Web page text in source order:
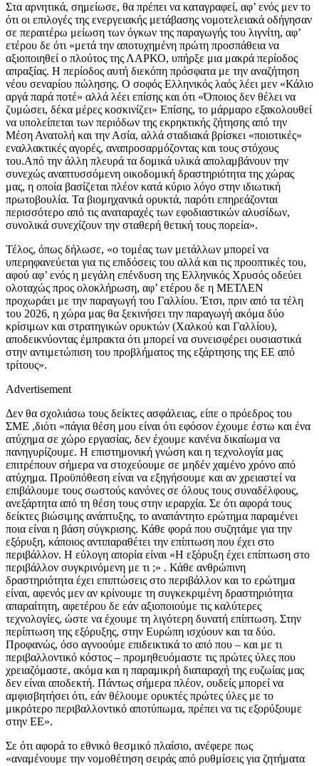
Στα αρνητικά, σημείωσε, θα πρέπει να καταγραφεί, αφ’ ενός μεν το
ότι οι επιλογές της ενεργειακής μετάβασης νομοτελειακά οδήγησαν
σε περαιτέρω μείωση των όγκων της παραγωγής του λιγνίτη, αφ’
ετέρου δε ότι «μετά την αποτυχημένη πρώτη προσπάθεια να
αξιοποιηθεί ο πλούτος της ΛΑΡΚΟ, υπήρξε μια μακρά περίοδος
απραξίας. Η περίοδος αυτή διεκόπη πρόσφατα με την αναζήτηση
νέου σεναρίου πώλησης. Ο σοφός Ελληνικός λαός λέει μεν «Κάλιο
αργά παρά ποτέ» αλλά λέει επίσης και ότι «Όποιος δεν θέλει να
ζυμώσει, δέκα μέρες κοσκινίζει» Επίσης, το μάρμαρο εξακολουθεί
να υπολείπεται των περιόδων της εκρηκτικής ζήτησης από την
Μέση Ανατολή και την Ασία, αλλά σταδιακά βρίσκει «ποιοτικές»
εναλλακτικές αγορές, αναπροσαρμόζοντας και τους στόχους
του.Από την άλλη πλευρά τα δομικά υλικά απολαμβάνουν την
συνεχώς αναπτυσσόμενη οικοδομική δραστηριότητα της χώρας
μας, η οποία βασίζεται πλέον κατά κύριο λόγο στην ιδιωτική
πρωτοβουλία. Τα βιομηχανικά ορυκτά, παρότι επηρεάζονται
περισσότερο από τις αναταραχές των εφοδιαστικών αλυσίδων,
συνολικά συνεχίζουν την σταθερή θετική τους πορεία».
Τέλος, όπως δήλωσε, «ο τομέας των μετάλλων μπορεί να
υπερηφανεύεται για τις επιδόσεις του αλλά και τις προοπτικές του,
αφού αφ’ ενός η μεγάλη επένδυση της Ελληνικός Χρυσός οδεύει
ολοταχώς προς ολοκλήρωση, αφ’ ετέρου δε η ΜΕΤΛΕΝ
προχωράει με την παραγωγή του Γαλλίου. Έτσι, πριν από τα τέλη
του 2026, η χώρα μας θα ξεκινήσει την παραγωγή ακόμα δύο
κρίσιμων και στρατηγικών ορυκτών (Χαλκού και Γαλλίου),
αποδεικνύοντας έμπρακτα ότι μπορεί να συνεισφέρει ουσιαστικά
στην αντιμετώπιση του προβλήματος της εξάρτησης της ΕΕ από
τρίτους».
Advertisement
Δεν θα σχολιάσω τους δείκτες ασφάλειας, είπε ο πρόεδρος του
ΣΜΕ ,διότι «πάγια θέση μου είναι ότι εφόσον έχουμε έστω και ένα
ατύχημα σε χώρο εργασίας, δεν έχουμε κανένα δικαίωμα να
πανηγυρίζουμε. Η επιστημονική γνώση και η τεχνολογία μας
επιτρέπουν σήμερα να στοχεύουμε σε μηδέν χαμένο χρόνο από
ατύχημα. Προϋπόθεση είναι να εξηγήσουμε και αν χρειαστεί να
επιβάλουμε τους σωστούς κανόνες σε όλους τους συναδέλφους,
ανεξάρτητα από τη θέση τους στην ιεραρχία. Σε ότι αφορά τους
δείκτες βιώσιμης ανάπτυξης, το αναπάντητο ερώτημα παραμένει
ποια είναι η βάση σύγκρισης. Κάθε φορά που συζητάμε για την
εξόρυξη, κάποιος αντιπαραθέτει την επίπτωση που έχει στο
περιβάλλον. Η εύλογη απορία είναι «Η εξόρυξη έχει επίπτωση στο
περιβάλλον συγκρινόμενη με τι ;» . Κάθε ανθρώπινη
δραστηριότητα έχει επιπτώσεις στο περιβάλλον και το ερώτημα
είναι, αφενός μεν αν κρίνουμε τη συγκεκριμένη δραστηριότητα
απαραίτητη, αφετέρου δε εάν αξιοποιούμε τις καλύτερες
τεχνολογίες, ώστε να έχουμε τη λιγότερη δυνατή επίπτωση. Στην
περίπτωση της εξόρυξης, στην Ευρώπη ισχύουν και τα δύο.
Προφανώς, όσο αγνοούμε επιδεικτικά το από που – και με τι
περιβαλλοντικό κόστος – προμηθευόμαστε τις πρώτες ύλες που
χρειαζόμαστε, ακόμα και η παραμικρή διαταραχή της ευζωίας μας
δεν είναι αποδεκτή. Πάντως σήμερα πλέον, ουδείς μπορεί να
αμφισβητήσει ότι, εάν θέλουμε ορυκτές πρώτες ύλες με το
μικρότερο περιβαλλοντικό αποτύπωμα, πρέπει να τις εξορύξουμε
στην ΕΕ».
Σε ότι αφορά το εθνικό θεσμικό πλαίσιο, ανέφερε πως
«αναμένουμε την νομοθέτηση σειράς από ρυθμίσεις για ζητήματα